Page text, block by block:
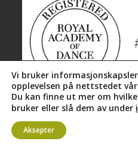
Vi bruker
opplevelsen på nettstedet
Du kan finne ut mer om
bruker eller slå dem av under
Aksepter